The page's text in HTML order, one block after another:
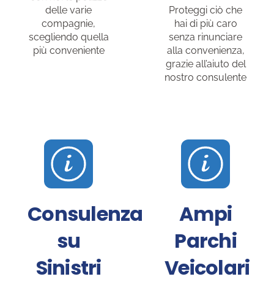
delle varie
compagnie,
scegliendo quella
più conveniente
Proteggi ciò che
hai di più caro
senza rinunciare
alla convenienza,
grazie all’aiuto del
nostro consulente
Consulenza
su
Sinistri
Ampi
Parchi
Veicolari